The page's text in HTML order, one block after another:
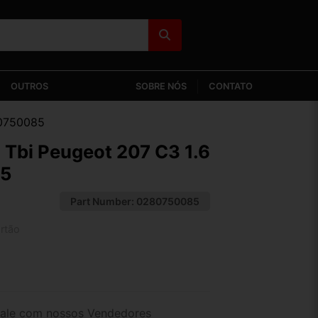
OUTROS SOBRE NÓS CONTATO
Peugeot 207 C3 1.6
Part Number: 0280750085
com nossos Vendedores